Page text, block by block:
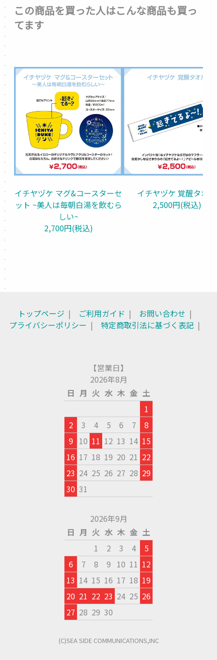
この商品を買った人はこんな商品も買っ
てます
イチヤヅケ マグ&コースターセ
ット ~美人は毎朝白湯を飲むら
しい~
2,700円(税込)
イチヤヅケ 覚醒タオル
2,500円(税込)
トップページ ご利用ガイド
お問い合わせ
プライバシーポリシー
特定商取引法に基づく表記
【営業日】
2026年8月
日 月 火 水 木 金 土
1
2
3 4 5 6 7
8
9 10 11 12 13 14 15
16 17 18 19 20 21 22
23 24 25 26 27 28 29
30 31
2026年9月
日 月 火 水 木 金 土
1
2 3 4
5
6
7 8 9 10 11 12
13 14 15 16 17 18 19
20 21 22 23 24 25 26
27 28 29 30
(C)SEA SIDE COMMUNICATIONS,INC